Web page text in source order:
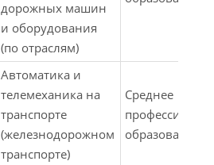
дорожных машин
и оборудования
(по отраслям)
Автоматика и
телемеханика на
транспорте
(железнодорожном
транспорте)
Среднее
образование